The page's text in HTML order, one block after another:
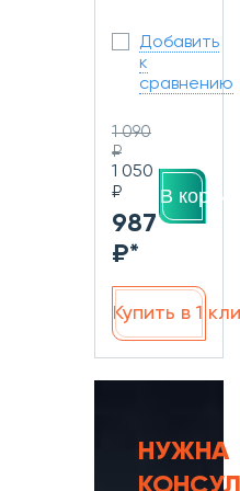
Добавить
к
сравнению
1 090
₽
1 050
₽
987
₽*
В
Купить в 1
НУЖНА